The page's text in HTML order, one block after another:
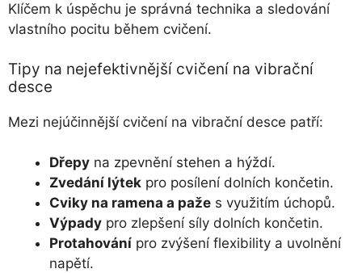
Klíčem k úspěchu je správná technika a sledování
vlastního pocitu během cvičení.
Tipy na nejefektivnější cvičení na vibrační
desce
Mezi nejúčinnější cvičení na vibrační desce patří:
Dřepy na zpevnění stehen a hýždí.
Zvedání lýtek pro posílení dolních končetin.
Cviky na ramena a paže s využitím úchopů.
Výpady pro zlepšení síly dolních končetin.
Protahování pro zvýšení flexibility a uvolnění
napětí.